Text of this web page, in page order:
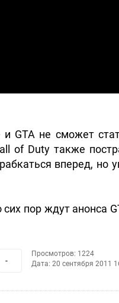
GTA не сможет
of Duty также
вперед, но
пор ждут анонса
-
Просмотров: 1224
Дата: 20 сентября 2011